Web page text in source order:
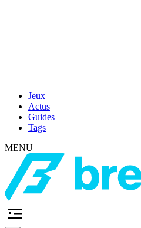
Jeux
Actus
Guides
Tags
MENU